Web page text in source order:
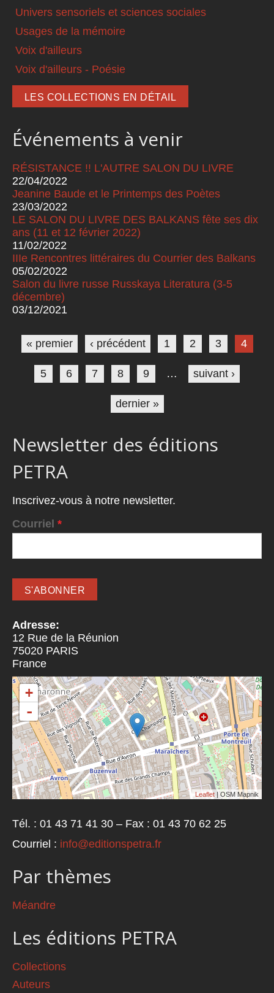
Univers sensoriels et sciences sociales
Usages de la mémoire
Voix d'ailleurs
Voix d'ailleurs - Poésie
LES COLLECTIONS EN DÉTAIL
Événements à venir
RÉSISTANCE !! L'AUTRE SALON DU LIVRE
22/04/2022
Jeanine Baude et le Printemps des Poètes
23/03/2022
LE SALON DU LIVRE DES BALKANS fête ses dix
ans (11 et 12 février 2022)
11/02/2022
IIIe Rencontres littéraires du Courrier des Balkans
05/02/2022
Salon du livre russe Russkaya Literatura (3-5
décembre)
03/12/2021
Pages
« premier ‹ précédent 1 2 3 4
5 6 7 8 9 … suivant ›
dernier »
Newsletter des éditions
PETRA
Inscrivez-vous à notre newsletter.
Courriel *
Adresse:
12 Rue de la Réunion
75020 PARIS
France
+
-
Leaflet | OSM Mapnik
Tél. : 01 43 71 41 30 – Fax : 01 43 70 62 25
Courriel : info@editionspetra.fr
Par thèmes
Méandre
Les éditions PETRA
Collections
Auteurs